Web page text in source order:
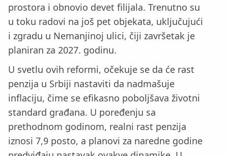
prostora i obnovio devet filijala. Trenutno su
u toku radovi na još pet objekata, uključujući
i zgradu u Nemanjinoj ulici, čiji završetak je
planiran za 2027. godinu.
U svetlu ovih reformi, očekuje se da će rast
penzija u Srbiji nastaviti da nadmašuje
inflaciju, čime se efikasno poboljšava životni
standard građana. U poređenju sa
prethodnom godinom, realni rast penzija
iznosi 7,9 posto, a planovi za naredne godine